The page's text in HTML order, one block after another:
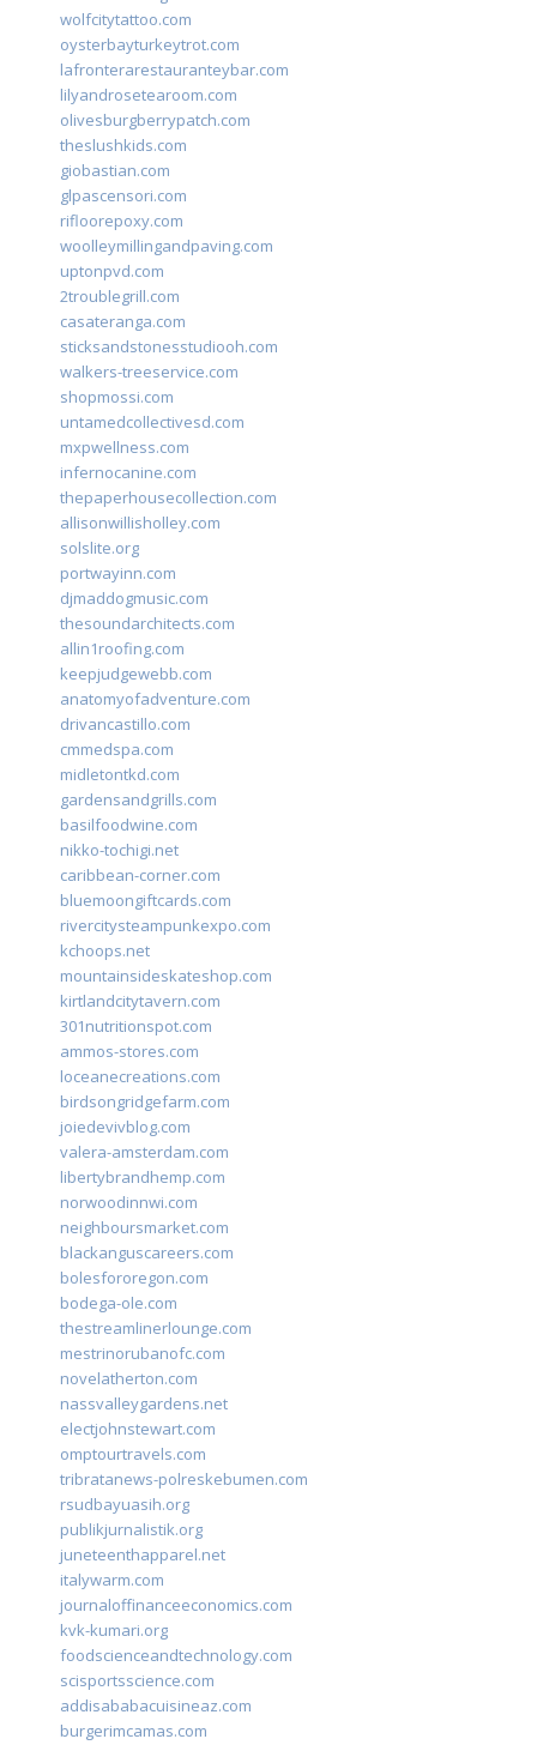
wolfcitytattoo.com
oysterbayturkeytrot.com
lafronterarestauranteybar.com
lilyandrosetearoom.com
olivesburgberrypatch.com
theslushkids.com
giobastian.com
glpascensori.com
rifloorepoxy.com
woolleymillingandpaving.com
uptonpvd.com
2troublegrill.com
casateranga.com
sticksandstonesstudiooh.com
walkers-treeservice.com
shopmossi.com
untamedcollectivesd.com
mxpwellness.com
infernocanine.com
thepaperhousecollection.com
allisonwillisholley.com
solslite.org
portwayinn.com
djmaddogmusic.com
thesoundarchitects.com
allin1roofing.com
keepjudgewebb.com
anatomyofadventure.com
drivancastillo.com
cmmedspa.com
midletontkd.com
gardensandgrills.com
basilfoodwine.com
nikko-tochigi.net
caribbean-corner.com
bluemoongiftcards.com
rivercitysteampunkexpo.com
kchoops.net
mountainsideskateshop.com
kirtlandcitytavern.com
301nutritionspot.com
ammos-stores.com
loceanecreations.com
birdsongridgefarm.com
joiedevivblog.com
valera-amsterdam.com
libertybrandhemp.com
norwoodinnwi.com
neighboursmarket.com
blackanguscareers.com
bolesfororegon.com
bodega-ole.com
thestreamlinerlounge.com
mestrinorubanofc.com
novelatherton.com
nassvalleygardens.net
electjohnstewart.com
omptourtravels.com
tribratanews-polreskebumen.com
rsudbayuasih.org
publikjurnalistik.org
juneteenthapparel.net
italywarm.com
journaloffinanceeconomics.com
kvk-kumari.org
foodscienceandtechnology.com
scisportsscience.com
addisababacuisineaz.com
burgerimcamas.com